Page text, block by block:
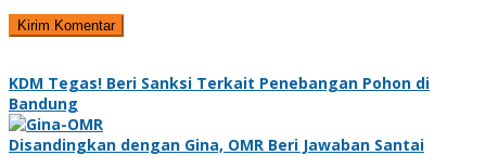
KDM Tegas! Beri Sanksi Terkait Penebangan Pohon di
Bandung
Disandingkan dengan Gina, OMR Beri Jawaban Santai